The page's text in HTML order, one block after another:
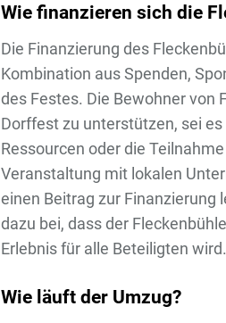
Wie finanzieren sich die
Die Finanzierung des
Kombination aus Spenden,
des Festes. Die Bewohner von
Dorffest zu unterstützen, sei
Ressourcen oder die
Veranstaltung mit lokalen
einen Beitrag zur Finanzierung
dazu bei, dass der
Erlebnis für alle Beteiligten wird.
Wie läuft der Umzug?